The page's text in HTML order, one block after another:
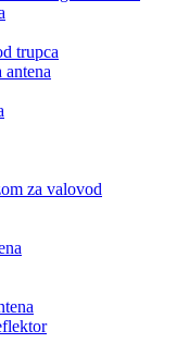
trupca
antena
za valovod